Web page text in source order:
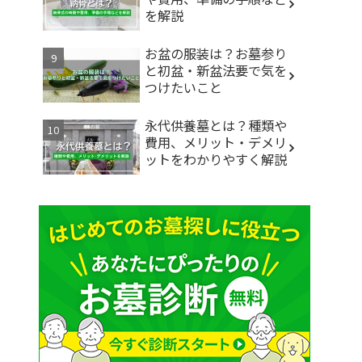
を解説
お盆の服装は？お墓参り
と初盆・新盆法要で気を
つけたいこと
永代供養墓とは？種類や
費用、メリット・デメリ
ットをわかりやすく解説